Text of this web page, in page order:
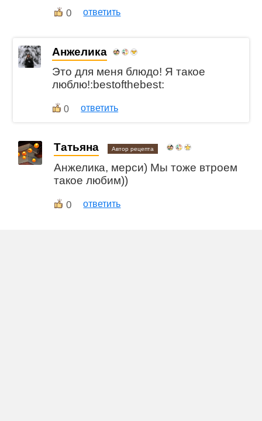
0 ответить
Анжелика
Это для меня блюдо! Я такое
люблю!:bestofthebest:
0 ответить
Татьяна Автор рецепта
Анжелика, мерси) Мы тоже втроем
такое любим))
0 ответить